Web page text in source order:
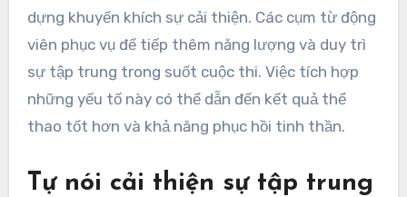
dựng khuyến khích sự cải thiện. Các cụm từ động
viên phục vụ để tiếp thêm năng lượng và duy trì
sự tập trung trong suốt cuộc thi. Việc tích hợp
những yếu tố này có thể dẫn đến kết quả thể
thao tốt hơn và khả năng phục hồi tinh thần.
Tự nói cải thiện sự tập trung